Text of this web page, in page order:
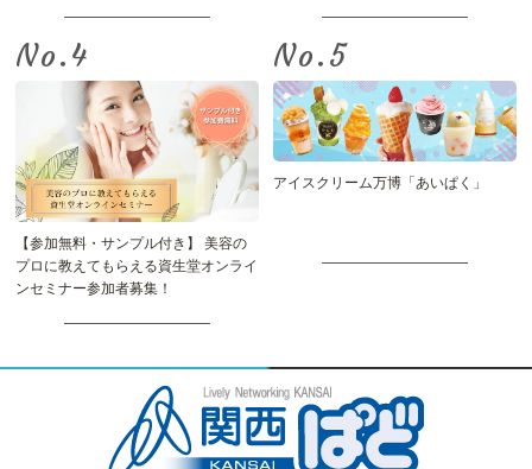
No.
【参加無料・サンプル付き】 美容の
プロに教えてもらえる資生堂オンライ
ンセミナー参加者募集！
No.
アイスクリーム万博「あいぱく」